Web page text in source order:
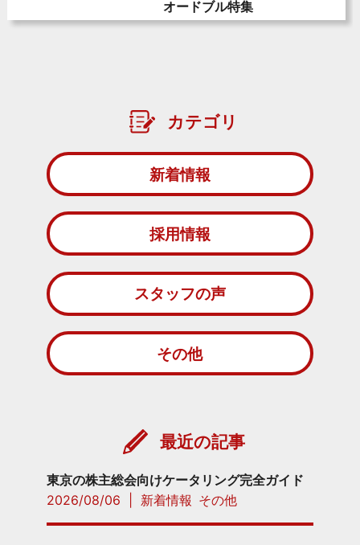
オードブル特集
カテゴリ
新着情報
採用情報
スタッフの声
その他
最近の記事
東京の株主総会向けケータリング完全ガイド
2026/08/06
新着情報 その他